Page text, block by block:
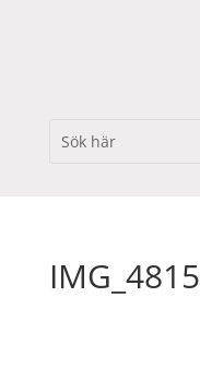
IMG_4815